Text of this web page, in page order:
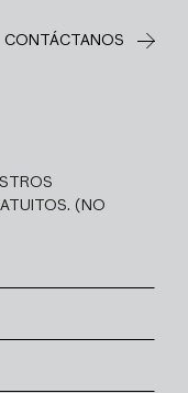
CONTÁCTANOS
(NO